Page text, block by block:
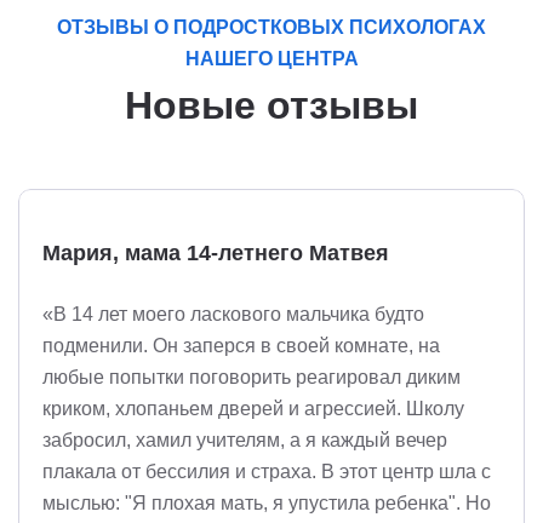
ОТЗЫВЫ О ПОДРОСТКОВЫХ ПСИХОЛОГАХ
НАШЕГО ЦЕНТРА
Новые отзывы
Мария, мама 14-летнего Матвея
«В 14 лет моего ласкового мальчика будто
подменили. Он заперся в своей комнате, на
любые попытки поговорить реагировал диким
криком, хлопаньем дверей и агрессией. Школу
забросил, хамил учителям, а я каждый вечер
плакала от бессилия и страха. В этот центр шла с
мыслью: "Я плохая мать, я упустила ребенка". Но